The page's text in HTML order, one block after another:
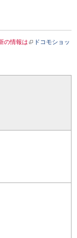
の情報は
ドコモショッ